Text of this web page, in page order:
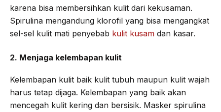
karena bisa membersihkan kulit dari kekusaman.
Spirulina mengandung klorofil yang bisa mengangkat
sel-sel kulit mati penyebab kulit kusam dan kasar.
2. Menjaga kelembapan kulit
Kelembapan kulit baik kulit tubuh maupun kulit wajah
harus tetap dijaga. Kelembapan yang baik akan
mencegah kulit kering dan bersisik. Masker spirulina